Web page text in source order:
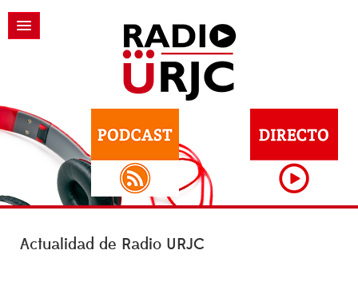
Actualidad de Radio URJC